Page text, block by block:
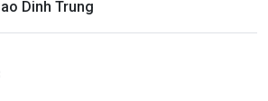
Dinh Trung